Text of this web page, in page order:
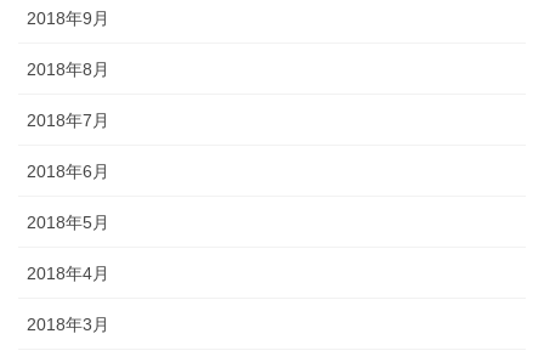
2018年9月
2018年8月
2018年7月
2018年6月
2018年5月
2018年4月
2018年3月